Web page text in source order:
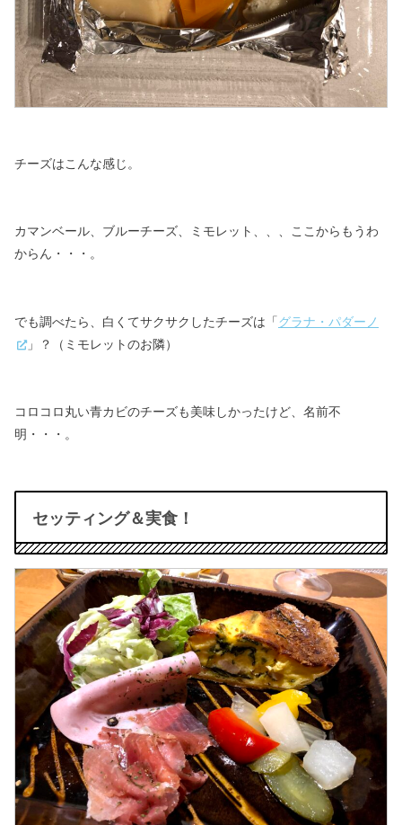
チーズはこんな感じ。
カマンベール、ブルーチーズ、ミモレット、、、 ここからもうわ
からん・・・。
でも調べたら、白くてサクサクしたチーズは「グラナ・パダーノ
」？（ミモレットのお隣）
コロコロ丸い青カビのチーズも美味しかったけど、名前不
明・・・。
セッティング＆実食！